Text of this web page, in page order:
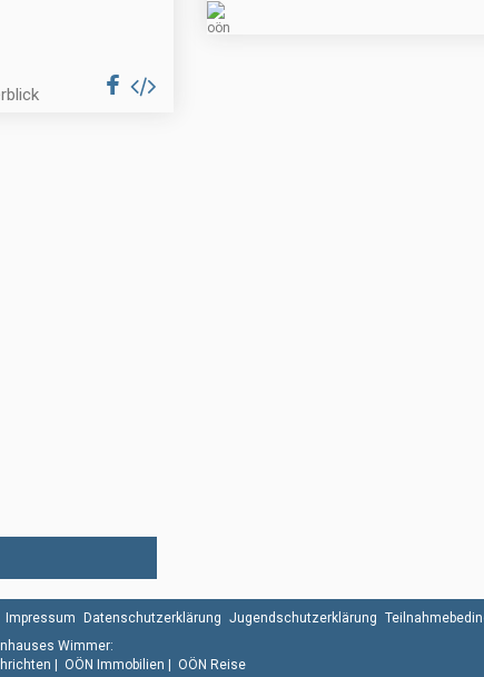
Impressum Datenschutzerklärung Jugendschutzerklärung
Wimmer:
| OÖN Immobilien | OÖN Reise